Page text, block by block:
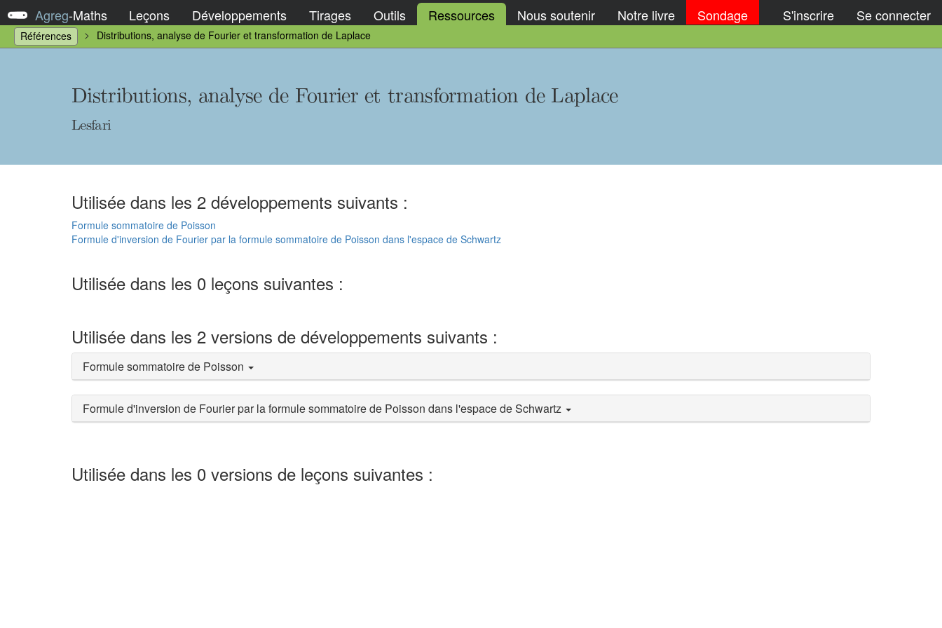
Agreg-Maths Leçons Développements Tirages Outils Ressources Nous soutenir Notre livre Sondage S'inscrire Se connecter
Références Distributions, analyse de Fourier et transformation de Laplace
Distributions, analyse de Fourier et transformation de Laplace
Lesfari
Utilisée dans les 2 développements suivants :
Formule sommatoire de Poisson
Formule d'inversion de Fourier par la formule sommatoire de Poisson dans l'espace de Schwartz
Utilisée dans les 0 leçons suivantes :
Utilisée dans les 2 versions de développements suivants :
Formule sommatoire de Poisson
Formule d'inversion de Fourier par la formule sommatoire de Poisson dans l'espace de Schwartz
Utilisée dans les 0 versions de leçons suivantes :